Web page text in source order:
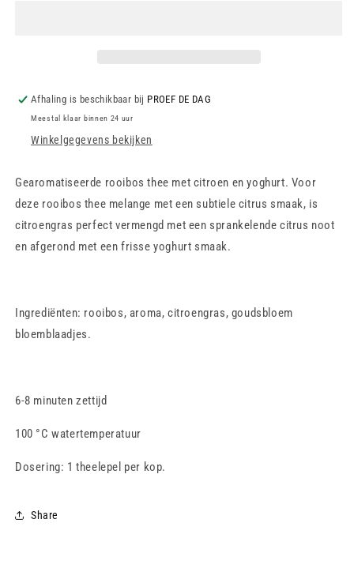
Afhaling is beschikbaar bij PROEF DE DAG
Meestal klaar binnen 24 uur
Winkelgegevens bekijken
Gearomatiseerde rooibos thee met citroen en yoghurt. Voor
deze rooibos thee melange met een subtiele citrus smaak, is
citroengras perfect vermengd met een sprankelende citrus noot
en afgerond met een frisse yoghurt smaak.
Ingrediënten: rooibos, aroma, citroengras, goudsbloem
bloemblaadjes.
6-8 minuten zettijd
100 °C watertemperatuur
Dosering: 1 theelepel per kop.
Share